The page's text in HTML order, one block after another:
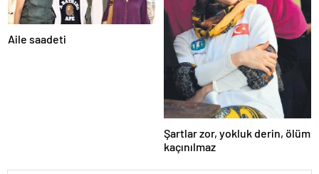
Aile saadeti
Şartlar zor, yokluk derin, ölüm
kaçınılmaz